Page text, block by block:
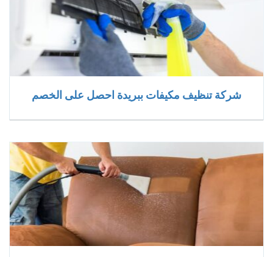
شركة تنظيف مكيفات ببريدة احصل على الخصم